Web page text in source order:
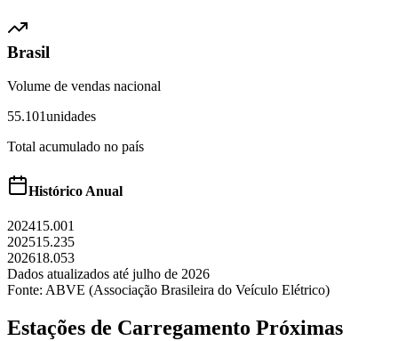
Brasil
Volume de vendas nacional
55.101unidades
Total acumulado no país
Histórico Anual
202415.001
202515.235
202618.053
Dados atualizados até julho de 2026
Fonte: ABVE (Associação Brasileira do Veículo Elétrico)
Estações de Carregamento Próximas